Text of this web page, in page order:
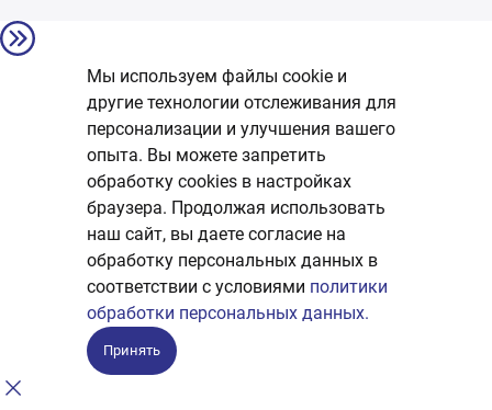
Мы используем файлы cookie и
другие технологии отслеживания для
персонализации и улучшения вашего
опыта. Вы можете запретить
обработку сookies в настройках
браузера. Продолжая использовать
наш сайт, вы даете согласие на
обработку персональных данных в
соответствии с условиями политики
обработки персональных данных.
Принять